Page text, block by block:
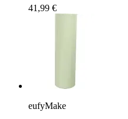
41,99 €
eufyMake